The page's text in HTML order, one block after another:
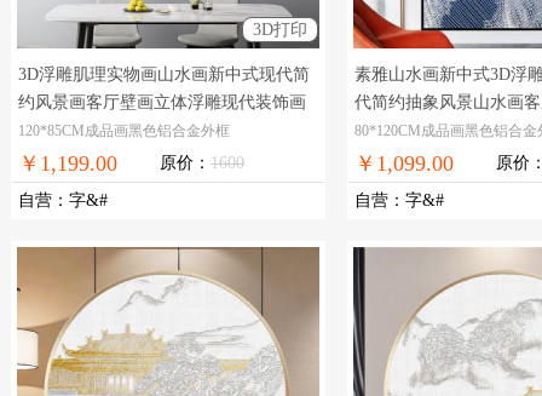
3D打印
3D浮雕肌理实物画山水画新中式现代简
约风景画客厅壁画立体浮雕现代装饰画
高档现代立体现代装饰画
120*85CM成品画黑色铝合金外框
￥1,199.00 原价： 1600
自营 ： 字&#
素雅山水画新中式3D浮
代简约抽象风景山水画
雕挂画 3D高档现代打印
80*120CM成品画黑色铝合金
￥1,099.00 原价
自营 ： 字&#